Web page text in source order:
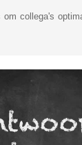
collega's